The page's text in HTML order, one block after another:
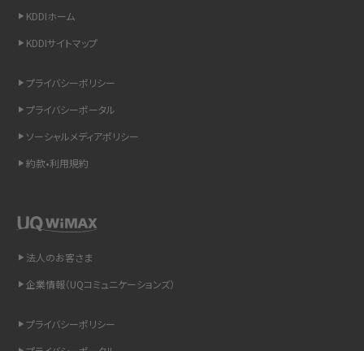
リプライ機能とは？LINE、X（旧Twitter）、Instagram、TikTokで送る方法を解説
インスタのDMの送り方は？便利機能の使い方や注意点をわかりやすく解説
LINEで送信取り消しをする方法は？相手に知られるのか、削除との違いも紹介
詳しく解説
Wi-Fiを快適に使うための速度はどれくらい？用途別の目安・回線ごとの平均を
紹介
LINEの着信音や通知音の設定・変更方法を解説！鳴らない場合の対処法も紹介
KDDIホーム
KDDIサイトマップ
プライバシーポリシー
プライバシーポータル
ソーシャルメディアポリシー
約款•利用規約
法人のお客さま
企業情報（UQコミュニケーションズ）
プライバシーポリシー